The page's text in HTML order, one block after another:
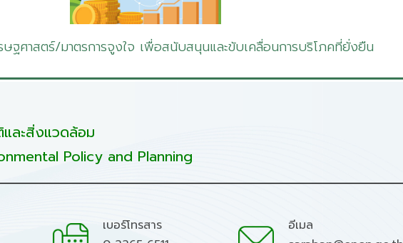
ษฐศาสตร์/มาตรการจูงใจ เพื่อสนับสนุนและขับเคลื่อนการบริโภคที่ยั่งยืน
และสิ่งแวดล้อม
Policy and Planning
เบอร์โทรสาร
อีเมล